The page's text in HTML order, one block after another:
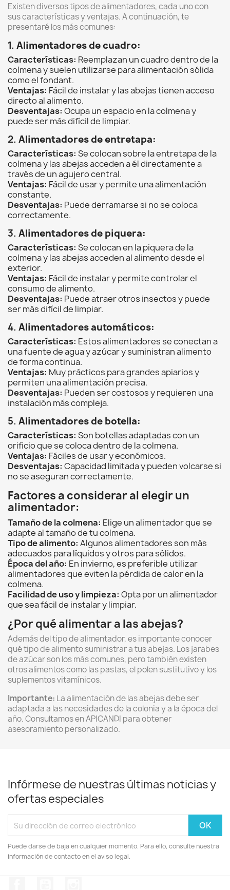
Existen diversos tipos de alimentadores,cada uno con
sus características y ventajas.A continuación,te
presentaré los más comunes:
1. Alimentadores de cuadro:
Características: Reemplazan un cuadro dentro de la
colmena y suelen utilizarse para alimentación sólida
como el fondant.
Ventajas: Fácil de instalar y las abejas tienen acceso
directo al alimento.
Desventajas: Ocupa un espacio en la colmena y
puede ser más difícil de limpiar.
2. Alimentadores de entretapa:
Características: Se colocan sobre la entretapa de la
colmena y las abejas acceden a él directamente a
través de un agujero central.
Ventajas: Fácil de usar y permite una alimentación
constante.
Desventajas: Puede derramarse si no se coloca
correctamente.
3. Alimentadores de piquera:
Características: Se colocan en la piquera de la
colmena y las abejas acceden al alimento desde el
exterior.
Ventajas: Fácil de instalar y permite controlar el
consumo de alimento.
Desventajas: Puede atraer otros insectos y puede
ser más difícil de limpiar.
4. Alimentadores automáticos:
Características: Estos alimentadores se conectan a
una fuente de agua y azúcar y suministran alimento
de forma continua.
Ventajas: Muy prácticos para grandes apiarios y
permiten una alimentación precisa.
Desventajas: Pueden ser costosos y requieren una
instalación más compleja.
5. Alimentadores de botella:
Características: Son botellas adaptadas con un
orificio que se coloca dentro de la colmena.
Ventajas: Fáciles de usar y económicos.
Desventajas: Capacidad limitada y pueden volcarse si
no se aseguran correctamente.
Factores a considerar al elegir un
alimentador:
Tamaño de la colmena: Elige un alimentador que se
adapte al tamaño de tu colmena.
Tipo de alimento: Algunos alimentadores son más
adecuados para líquidos y otros para sólidos.
Época del año: En invierno,es preferible utilizar
alimentadores que eviten la pérdida de calor en la
colmena.
Facilidad de uso y limpieza: Opta por un alimentador
que sea fácil de instalar y limpiar.
¿Por qué alimentar a las abejas?
Además del tipo de alimentador,es importante conocer
qué tipo de alimento suministrar a tus abejas. Los jarabes
de azúcar son los más comunes, pero también existen
otros alimentos como las pastas,el polen sustitutivo y los
suplementos vitamínicos.
Importante: La alimentación de las abejas debe ser
adaptada a las necesidades de la colonia y a la época del
año.Consultamos en APICANDI para obtener
asesoramiento personalizado.
Infórmese de nuestras últimas noticias y
ofertas especiales
Puede darse de baja en cualquier momento. Para ello, consulte nuestra
información de contacto en el aviso legal.